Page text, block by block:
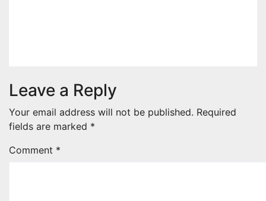
Leave a Reply
Your email address will not be published. Required
fields are marked *
Comment *